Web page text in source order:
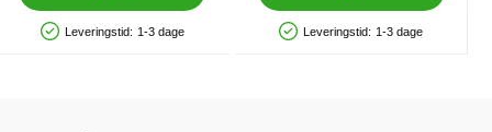
Produkttilgængelighed: På lager
Leveringstid: 1-3 dage
Produkttilgængelighed: På lager
Leveringstid: 1-3 dage